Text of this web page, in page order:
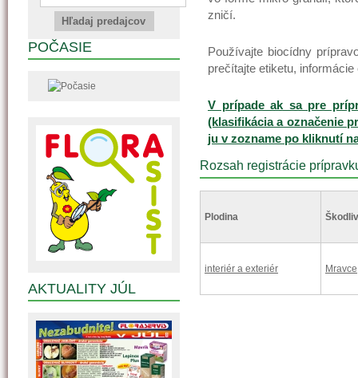
zničí.
Používajte biocídny
prečítajte etiketu,
V prípade ak sa pre
(klasifikácia a označenie
ju v zozname po kliknutí
Rozsah registrácie
Plodina
interiér a exteriér Mravce
POČASIE
AKTUALITY JÚL